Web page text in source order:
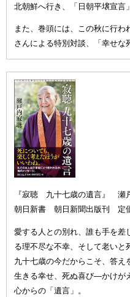
北朝鮮へ行き、「日朝平壌宣言
また、巻頭には、この秋に行
さんによる特別対談、「幸せな
『寂聴 九十七歳の遺言』 瀬
朝日新書 朝日新聞出版刊 定価
愛する人との別れ、誰も手を差
る理不尽な不幸、そして老いと
九十七歳の今だからこそ、答え
生きる幸せ、死ぬ喜び—かけが
心からの「遺言」。